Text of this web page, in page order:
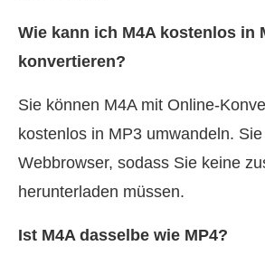
Wie kann ich M4A kostenlos in
konvertieren?
Sie können M4A mit
kostenlos in MP3 umwandeln.
Webbrowser, sodass Sie keine
herunterladen müssen.
Ist M4A dasselbe wie MP4?